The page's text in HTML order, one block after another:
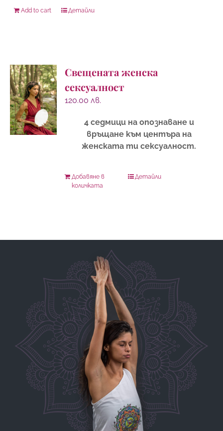
Add to cart Детайли
Свещената женска
сексуалност
120.00лв.
4 седмици на опознаване и
връщане към центъра на
женската ти сексуалност.
Добавяне в
количката
Детайли